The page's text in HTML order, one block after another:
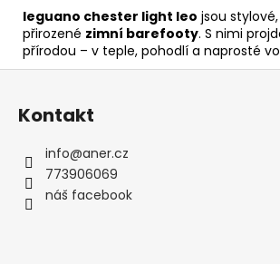
leguano chester light leo jsou
přirozené zimní barefooty. S nimi
přírodou – v teple, pohodlí a naprosté
Z
Kontakt
info@aner.cz
773906069
náš facebook